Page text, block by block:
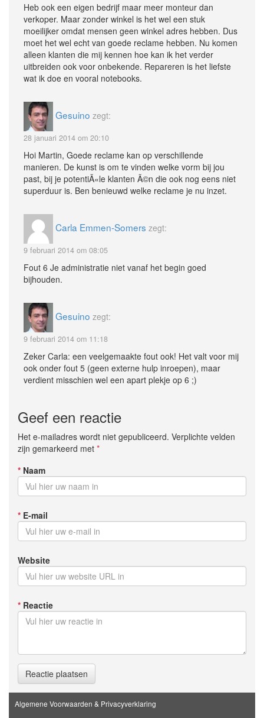
Heb ook een eigen bedrijf maar meer monteur dan
verkoper. Maar zonder winkel is het wel een stuk
moeilijker omdat mensen geen winkel adres hebben. Dus
moet het wel echt van goede reclame hebben. Nu komen
alleen klanten die mij kennen hoe kan ik het verder
uitbreiden ook voor onbekende. Repareren is het liefste
wat ik doe en vooral notebooks.
Gesuino zegt:
28 januari 2014 om 20:10
Hoi Martin, Goede reclame kan op verschillende
manieren. De kunst is om te vinden welke vorm bij jou
past, bij je potentiÃ«le klanten Ã©n die ook nog eens niet
superduur is. Ben benieuwd welke reclame je nu inzet.
Carla Emmen-Somers zegt:
9 februari 2014 om 08:05
Fout 6 Je administratie niet vanaf het begin goed
bijhouden.
Gesuino zegt:
9 februari 2014 om 11:18
Zeker Carla: een veelgemaakte fout ook! Het valt voor mij
ook onder fout 5 (geen externe hulp inroepen), maar
verdient misschien wel een apart plekje op 6 ;)
Geef een reactie
Het e-mailadres wordt niet gepubliceerd. Verplichte velden
zijn gemarkeerd met *
* Naam
* E-mail
Website
* Reactie
Reactie plaatsen
Algemene Voorwaarden & Privacyverklaring